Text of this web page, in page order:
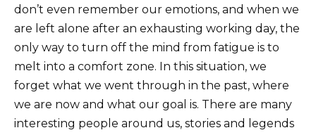
don’t even remember our emotions, and when we
are left alone after an exhausting working day, the
only way to turn off the mind from fatigue is to
melt into a comfort zone. In this situation, we
forget what we went through in the past, where
we are now and what our goal is. There are many
interesting people around us, stories and legends